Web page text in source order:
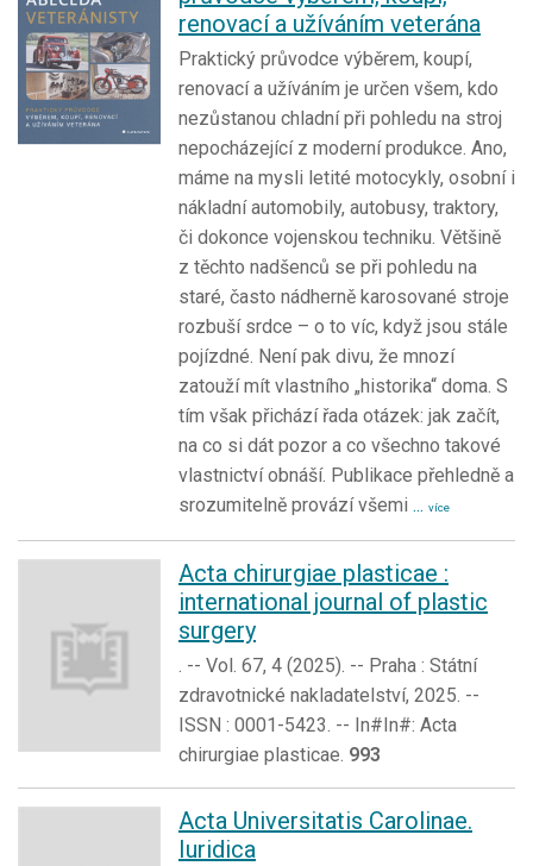
renovací a užíváním veterána
Praktický průvodce výběrem, koupí,
renovací a užíváním je určen všem, kdo
nezůstanou chladní při pohledu na stroj
nepocházející z moderní produkce. Ano,
máme na mysli letité motocykly, osobní i
nákladní automobily, autobusy, traktory,
či dokonce vojenskou techniku. Většině
z těchto nadšenců se při pohledu na
staré, často nádherně karosované stroje
rozbuší srdce – o to víc, když jsou stále
pojízdné. Není pak divu, že mnozí
zatouží mít vlastního „historika“ doma. S
tím však přichází řada otázek: jak začít,
na co si dát pozor a co všechno takové
vlastnictví obnáší. Publikace přehledně a
srozumitelně provází všemi ... více
Acta chirurgiae plasticae :
international journal of plastic
surgery
. -- Vol. 67, 4 (2025). -- Praha : Státní
zdravotnické nakladatelství, 2025. --
ISSN : 0001-5423. -- In#In#: Acta
chirurgiae plasticae. 993
Acta Universitatis Carolinae.
Iuridica